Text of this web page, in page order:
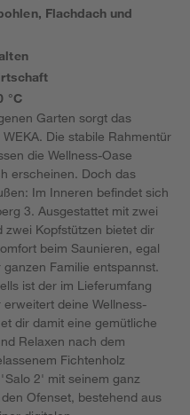
Flachdach und
°C
Garten sorgt das
Die stabile Rahmentür
die Wellness-Oase
erscheinen. Doch das
Im Inneren befindet sich
3. Ausgestattet mit zwei
Kopfstützen bietet dir
beim Saunieren, egal
Familie entspannst.
ist der im Lieferumfang
deine Wellness-
dir damit eine gemütliche
Relaxen nach dem
Fichtenholz
2' mit seinem ganz
Ofenset, bestehend aus